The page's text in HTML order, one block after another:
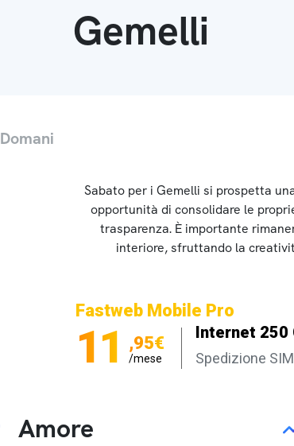
Gemelli
Domani
Sabato per i Gemelli si prospetta
opportunità di consolidare le
trasparenza. È importante
interiore, sfruttando la
Fastweb Mobile Pro
11 ,95€
/mese
Internet 250
Spedizione
Amore